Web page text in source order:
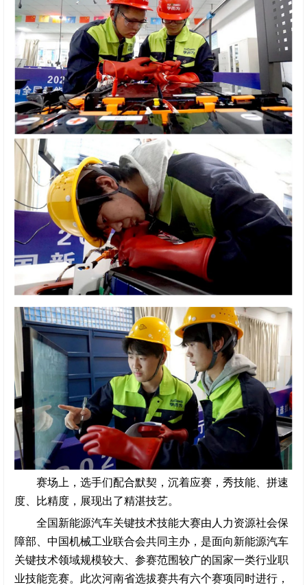
赛场上，选手们配合默契，沉着应赛，秀技能、拼速
度、比精度，展现出了精湛技艺。
全国新能源汽车关键技术技能大赛由人力资源社会保
障部、中国机械工业联合会共同主办，是面向新能源汽车
关键技术领域规模较大、参赛范围较广的国家一类行业职
业技能竞赛。此次河南省选拔赛共有六个赛项同时进行，